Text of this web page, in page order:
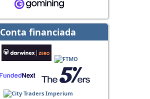
Conta financiada